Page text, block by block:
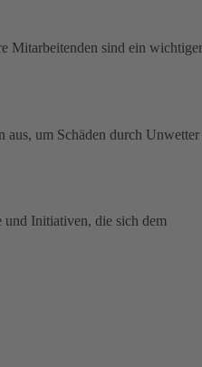
Mitarbeitenden sind ein wichtiger
aus, um Schäden durch Unwetter
Initiativen, die sich dem